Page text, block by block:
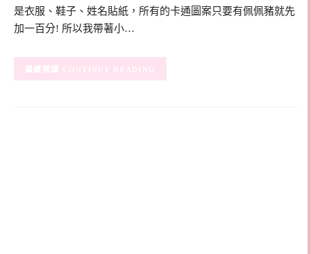
是衣服、鞋子、姓名貼紙，所有的卡通圖案只要有佩佩豬就先
加一百分! 所以我帶著小…
CONTINUE READING